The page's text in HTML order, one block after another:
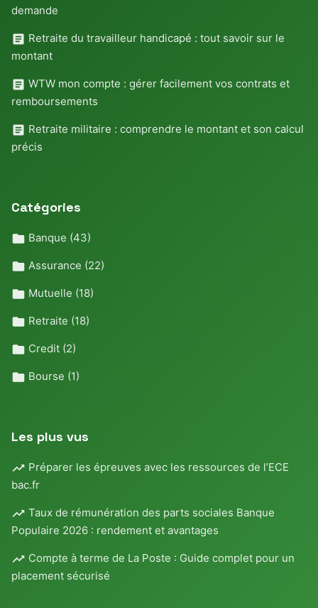
demande
Retraite du travailleur handicapé : tout savoir sur le
montant
WTW mon compte : gérer facilement vos contrats et
remboursements
Retraite militaire : comprendre le montant et son calcul
précis
Catégories
Banque (43)
Assurance (22)
Mutuelle (18)
Retraite (18)
Credit (2)
Bourse (1)
Les plus vus
Préparer les épreuves avec les ressources de l’ECE
bac.fr
Taux de rémunération des parts sociales Banque
Populaire 2026 : rendement et avantages
Compte à terme de La Poste : Guide complet pour un
placement sécurisé